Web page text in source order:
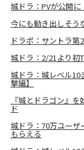
城ドラ：PVが公開
今にも動き出しそう
ドラポ：サントラ第
城ドラ：2/21より初
城ドラ：城レベル10
撃編】
『城とドラゴン』
ド
城ドラ：70万ユーザ
もらえる